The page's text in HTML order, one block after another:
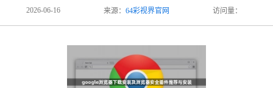
2026-06-16 来源： 64彩视界官网 访问量：